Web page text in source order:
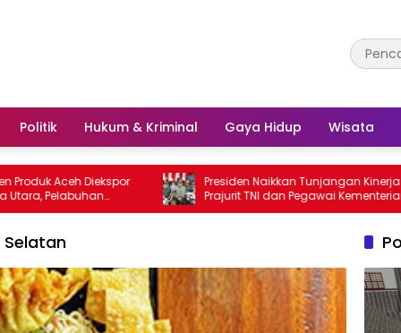
Politik Hukum & Kriminal Gaya Hidup Wisata
Diekspor
Presiden Naikkan Tunjangan Kinerja
Prajurit TNI dan Pegawai Kementerian
Pertahanan